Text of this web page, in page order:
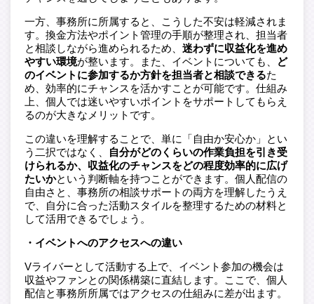
一方、事務所に所属すると、こうした不安は軽減されま
す。換金方法やポイント管理の手順が整理され、担当者
と相談しながら進められるため、 迷わずに収益化を進め
やすい環境が整います。また、イベントについても、
ど
のイベントに参加するか方針を担当者と相談できるた
め、効率的にチャンスを活かすことが可能です。仕組み
上、個人では迷いやすいポイントをサポートしてもらえ
るのが大きなメリットです。
この違いを理解することで、単に「自由か安心か」とい
う二択ではなく、
自分がどのくらいの作業負担を引き受
けられるか、収益化のチャンスをどの程度効率的に広げ
たいかという判断軸を持つことができます。個人配信の
自由さと、事務所の相談サポートの両方を理解したうえ
で、自分に合った活動スタイルを整理するための材料と
して活用できるでしょう。
・イベントへのアクセスへの違い
Vライバーとして活動する上で、イベント参加の機会は
収益やファンとの関係構築に直結します。ここで、個人
配信と事務所所属ではアクセスの仕組みに差が出ます。